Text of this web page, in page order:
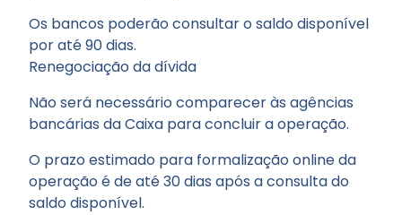
Os bancos poderão consultar o saldo disponível
por até 90 dias.
Renegociação da dívida
Não será necessário comparecer às agências
bancárias da Caixa para concluir a operação.
O prazo estimado para formalização online da
operação é de até 30 dias após a consulta do
saldo disponível.